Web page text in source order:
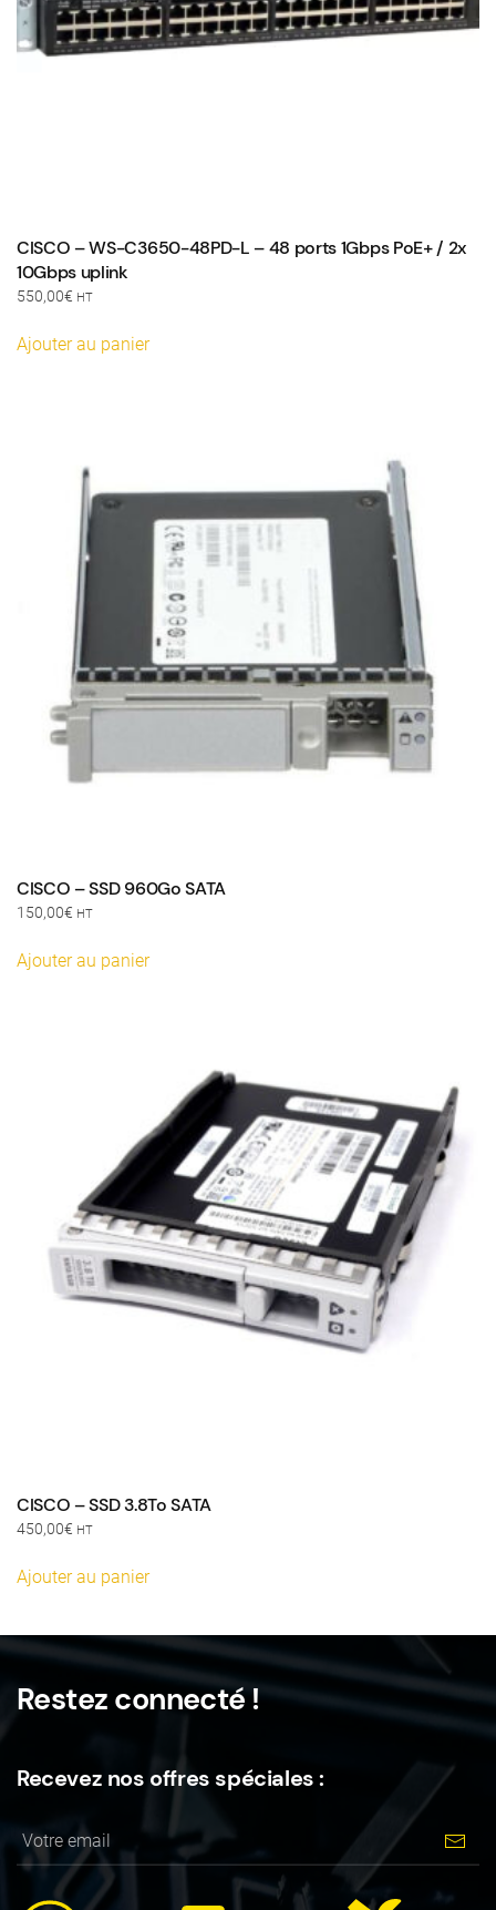
CISCO – WS-C3650-48PD-L – 48 ports 1Gbps PoE+ / 2x
10Gbps uplink
550,00€ HT
Ajouter au panier
CISCO – SSD 960Go SATA
150,00€ HT
Ajouter au panier
CISCO – SSD 3.8To SATA
450,00€ HT
Ajouter au panier
Restez connecté !
Recevez nos offres spéciales :